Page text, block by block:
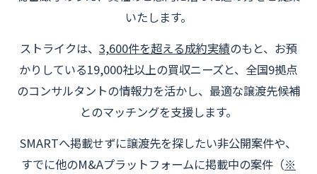
いたします。
ストライクは、 3,600件を超える成約実績のもと、お預
かりしている19,000社以上の買収ニーズと、全国9拠点
のコンサルタントの情報力を活かし、最適な譲渡先候補
とのマッチングを支援します。
SMARTへ掲載せずに譲渡先を探したい非公開案件や、
すでに他のM&Aプラットフォームに掲載中の案件（※